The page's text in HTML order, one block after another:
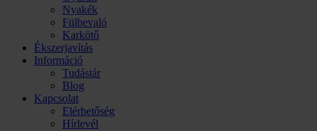
Nyakék
Fülbevaló
Karkötő
Ékszerjavítás
Információ
Tudástár
Blog
Kapcsolat
Elérhetőség
Hírlevél